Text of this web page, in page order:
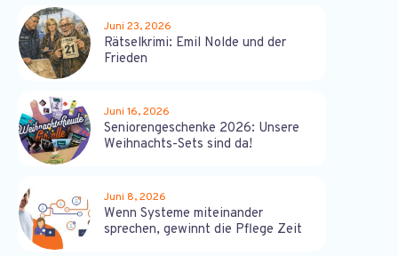
Juni 23, 2026
Rätselkrimi: Emil Nolde und der
Frieden
Juni 16, 2026
Seniorengeschenke 2026: Unsere
Weihnachts-Sets sind da!
Juni 8, 2026
Wenn Systeme miteinander
sprechen, gewinnt die Pflege Zeit